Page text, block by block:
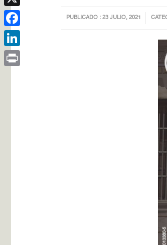
PUBLICADO : 23 JULIO, 2021
X
Facebook
LinkedIn